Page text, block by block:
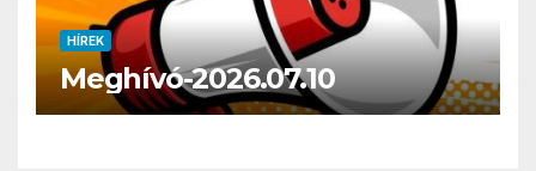
HÍREK
Meghívó-2026.07.10